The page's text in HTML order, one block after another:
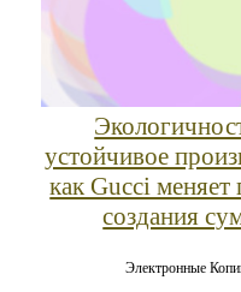
устойчивое
как Gucci меняет
создания
Электронные